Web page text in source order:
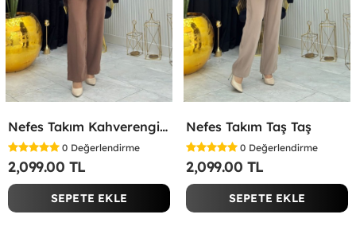
Nefes Takım Kahverengi Kahverengi
0 Değerlendirme
2,099.00 TL
SEPETE EKLE
Nefes Takım Taş Taş
0 Değerlendirme
2,099.00 TL
SEPETE EKLE